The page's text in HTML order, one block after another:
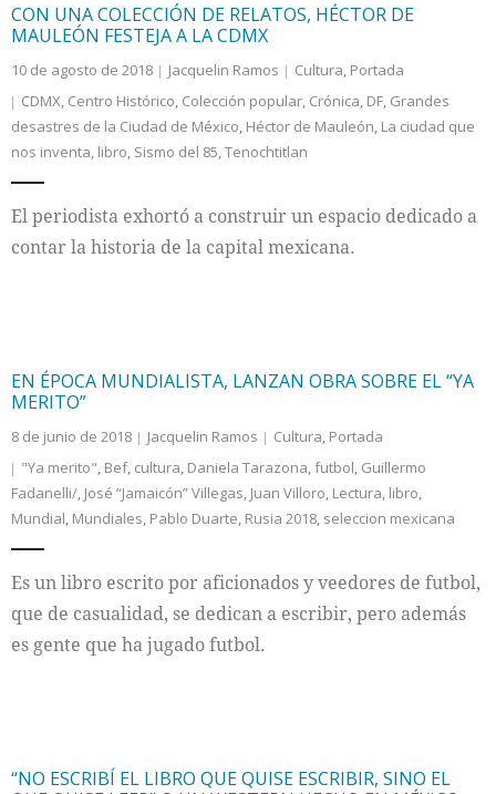
CON UNA COLECCIÓN DE RELATOS, HÉCTOR DE
MAULEÓN FESTEJA A LA CDMX
10 de agosto de 2018 Jacquelin Ramos Cultura Portada
CDMX Centro Histórico Colección popular Crónica DF Grandes
desastres de la Ciudad de México Héctor de Mauleón La ciudad que
nos inventa libro Sismo del 85 Tenochtitlan
El periodista exhortó a construir un espacio dedicado a
contar la historia de la capital mexicana.
EN ÉPOCA MUNDIALISTA, LANZAN OBRA SOBRE EL “YA
MERITO”
8 de junio de 2018 Jacquelin Ramos Cultura Portada
"Ya merito" Bef, cultura Daniela Tarazona futbol Guillermo
Fadanelli/ José “Jamaicón” Villegas Juan Villoro Lectura libro
Mundial Mundiales Pablo Duarte Rusia 2018 seleccion mexicana
Es un libro escrito por aficionados y veedores de futbol,
que de casualidad, se dedican a escribir, pero además
es gente que ha jugado futbol.
“NO ESCRIBÍ EL LIBRO QUE QUISE ESCRIBIR, SINO EL